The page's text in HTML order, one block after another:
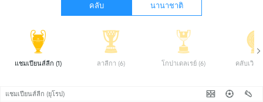
คลับ นานาชาติ
แชมเปียนส์ลีก (1) ลาลีกา (6)
แชมเปียนส์ลีก (ยุโรป)